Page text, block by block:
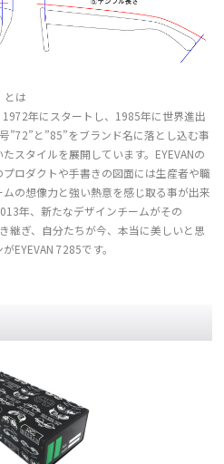
とは
1972年にスタートし、1985年に世界進出
”72”と”85”をブランド名に落とし込む事
スタイルを展開しています。EYEVANの
ロダクトや手書きの図面には生産者や職
の想像力と強い熱意を感じ取る事が出来
年、新たなデザインチームがその
継ぎ、自分たちが今、本当に美しいと思
EYEVAN 7285です。